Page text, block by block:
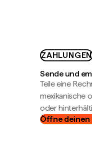
ZAHLUNGEN
Sende und
Teile eine
mexikanische
oder
Öffne deinen